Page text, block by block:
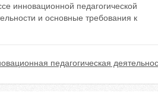
инновационной педагогической
и основные требования к
педагогическая